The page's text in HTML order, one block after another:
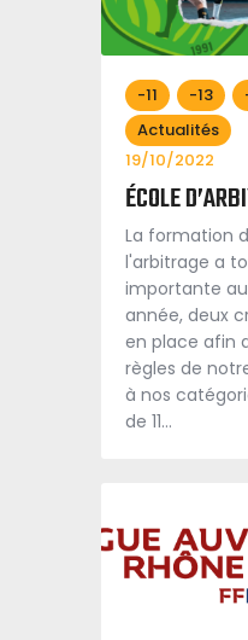
-11 -13
Actualités
19/10/2022
ÉCOLE
La formation
l'arbitrage a
importante au
année, deux
en place afin
règles de
à nos
de 11…